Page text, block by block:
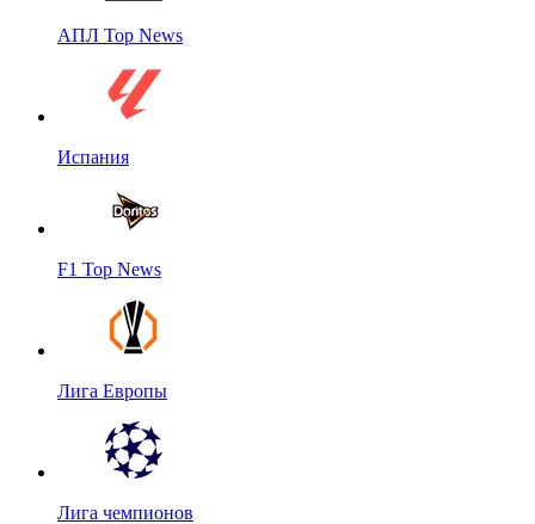
АПЛ Top News
Испания
F1 Top News
Лига Европы
Лига чемпионов